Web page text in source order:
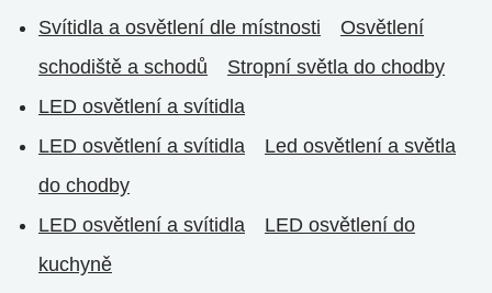
Svítidla a osvětlení dle místnosti
Osvětlení
schodiště a schodů
Stropní světla do chodby
LED osvětlení a svítidla
LED osvětlení a svítidla
Led osvětlení a světla
do chodby
LED osvětlení a svítidla
LED osvětlení do
kuchyně